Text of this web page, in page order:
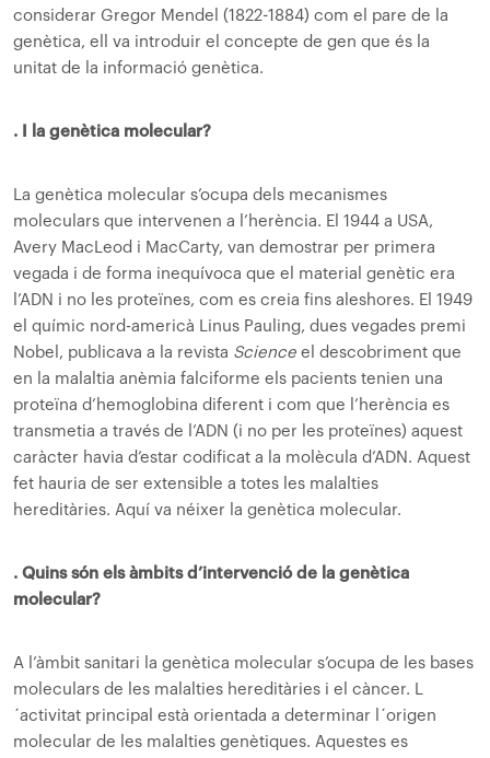
considerar Gregor Mendel (1822-1884) com el pare de la
genètica, ell va introduir el concepte de gen que és la
unitat de la informació genètica.
. I la genètica molecular?
La genètica molecular s’ocupa dels mecanismes
moleculars que intervenen a l’herència. El 1944 a USA,
Avery MacLeod i MacCarty, van demostrar per primera
vegada i de forma inequívoca que el material genètic era
l’ADN i no les proteïnes, com es creia fins aleshores. El 1949
el químic nord-americà Linus Pauling, dues vegades premi
Nobel, publicava a la revista Science el descobriment que
en la malaltia anèmia falciforme els pacients tenien una
proteïna d’hemoglobina diferent i com que l’herència es
transmetia a través de l’ADN (i no per les proteïnes) aquest
caràcter havia d’estar codificat a la molècula d’ADN. Aquest
fet hauria de ser extensible a totes les malalties
hereditàries. Aquí va néixer la genètica molecular.
. Quins són els àmbits d’intervenció de la genètica
molecular?
A l’àmbit sanitari la genètica molecular s’ocupa de les bases
moleculars de les malalties hereditàries i el càncer. L
´activitat principal està orientada a determinar l´origen
molecular de les malalties genètiques. Aquestes es